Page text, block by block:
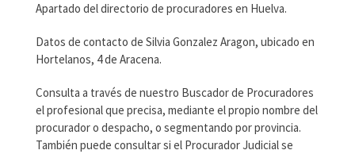
Apartado del directorio de procuradores en Huelva.
Datos de contacto de Silvia Gonzalez Aragon, ubicado en
Hortelanos, 4 de Aracena.
Consulta a través de nuestro Buscador de Procuradores
el profesional que precisa, mediante el propio nombre del
procurador o despacho, o segmentando por provincia.
También puede consultar si el Procurador Judicial se